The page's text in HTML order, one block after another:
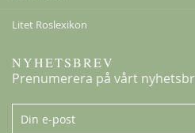
Litet Roslexikon
NYHETSBREV
Prenumerera på vårt